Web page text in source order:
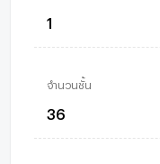
1
จำนวนชั้น
36